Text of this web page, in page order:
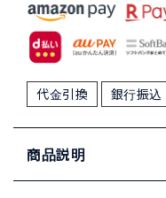
代金引換 銀行振込
商品説明